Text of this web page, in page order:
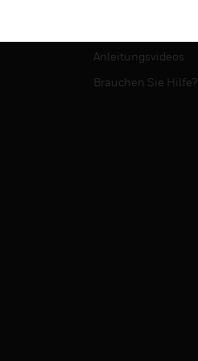
Anleitungsvideos
Brauchen Sie Hilfe?